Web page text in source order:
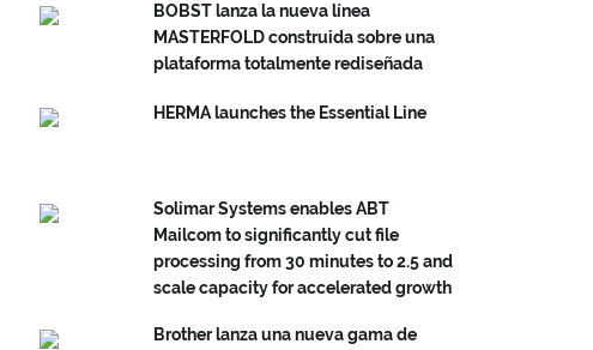
BOBST lanza la nueva línea
MASTERFOLD construida sobre una
plataforma totalmente rediseñada
HERMA launches the Essential Line
Solimar Systems enables ABT
Mailcom to significantly cut file
processing from 30 minutes to 2.5 and
scale capacity for accelerated growth
Brother lanza una nueva gama de